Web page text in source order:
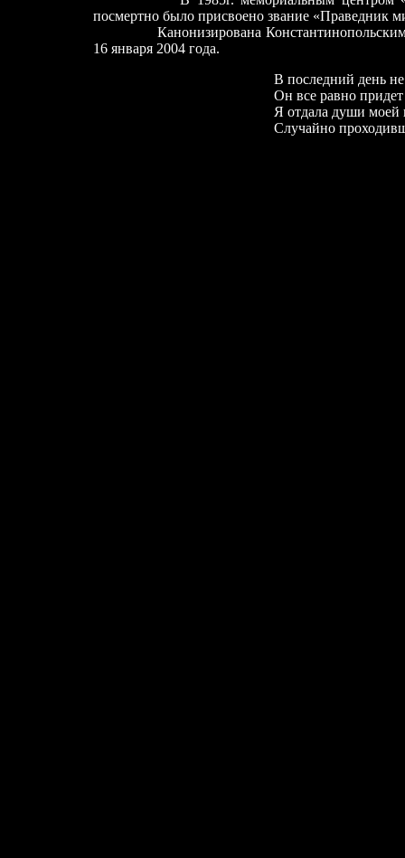
посмертно было присвоено звание «Праведник
Канонизирована Константинопольским
16 января 2004 года.
В последний день не
Он все равно придет
Я отдала души моей
Случайно